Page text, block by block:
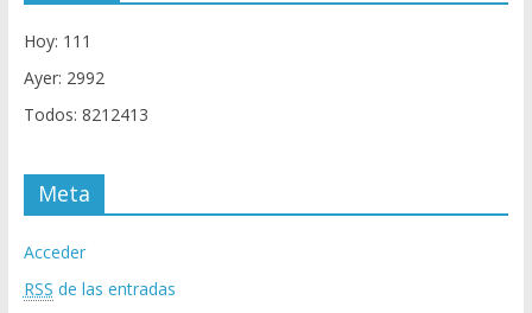
Hoy: 111
Ayer: 2992
Todos: 8212413
Meta
Acceder
RSS de las entradas